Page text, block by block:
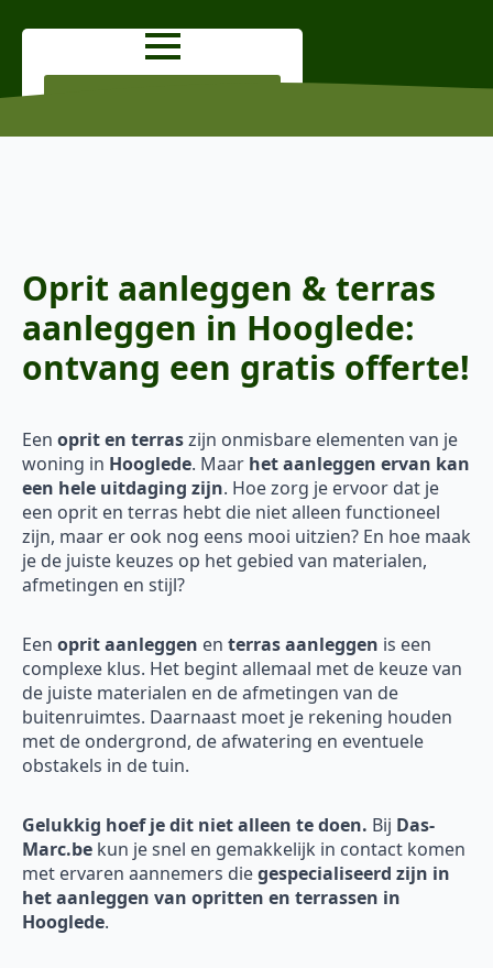
Oprit aanleggen & terras
aanleggen in Hooglede:
ontvang een gratis offerte!
Een oprit en terraszijn onmisbare elementen van je
woning in Hooglede. Maar het aanleggen ervan kan
een hele uitdaging zijn. Hoe zorg je ervoor dat je
een oprit en terras hebt die niet alleen functioneel
zijn, maar er ook nog eens mooi uitzien? En hoe maak
je de juiste keuzes op het gebied van materialen,
afmetingen en stijl?
Een oprit aanleggen en terras aanleggen is een
complexe klus. Het begint allemaal met de keuze van
de juiste materialen en de afmetingen van de
buitenruimtes. Daarnaast moet je rekening houden
met de ondergrond, de afwatering en eventuele
obstakels in de tuin.
Gelukkig hoef je dit niet alleen te doen. Bij Das-
Marc.be kun je snel en gemakkelijk in contact komen
met ervaren aannemers diegespecialiseerd zijn in
het aanleggen van opritten en terrassen in
Hooglede.